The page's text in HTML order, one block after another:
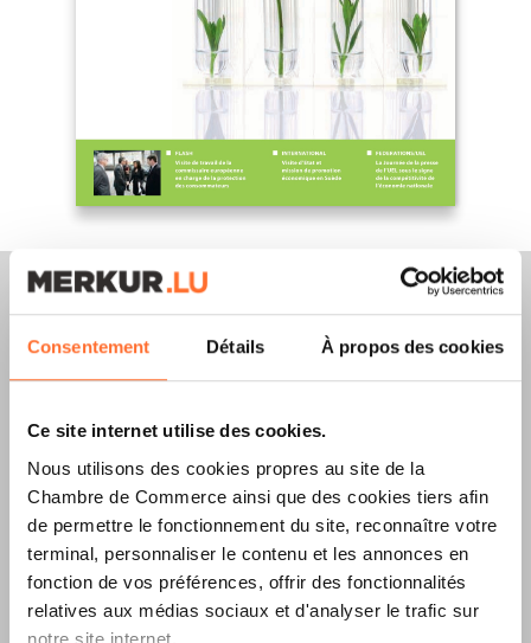
Consentement Détails À propos des cookies
Ce site internet utilise des cookies.
Nous utilisons des cookies propres au site de la
Chambre de Commerce ainsi que des cookies tiers afin
de permettre le fonctionnement du site, reconnaître votre
terminal, personnaliser le contenu et les annonces en
fonction de vos préférences, offrir des fonctionnalités
relatives aux médias sociaux et d'analyser le trafic sur
notre site internet.
Merkur Magazine
L’ÉDITIONÉTÉ
2026EST
DISPONIBLE !